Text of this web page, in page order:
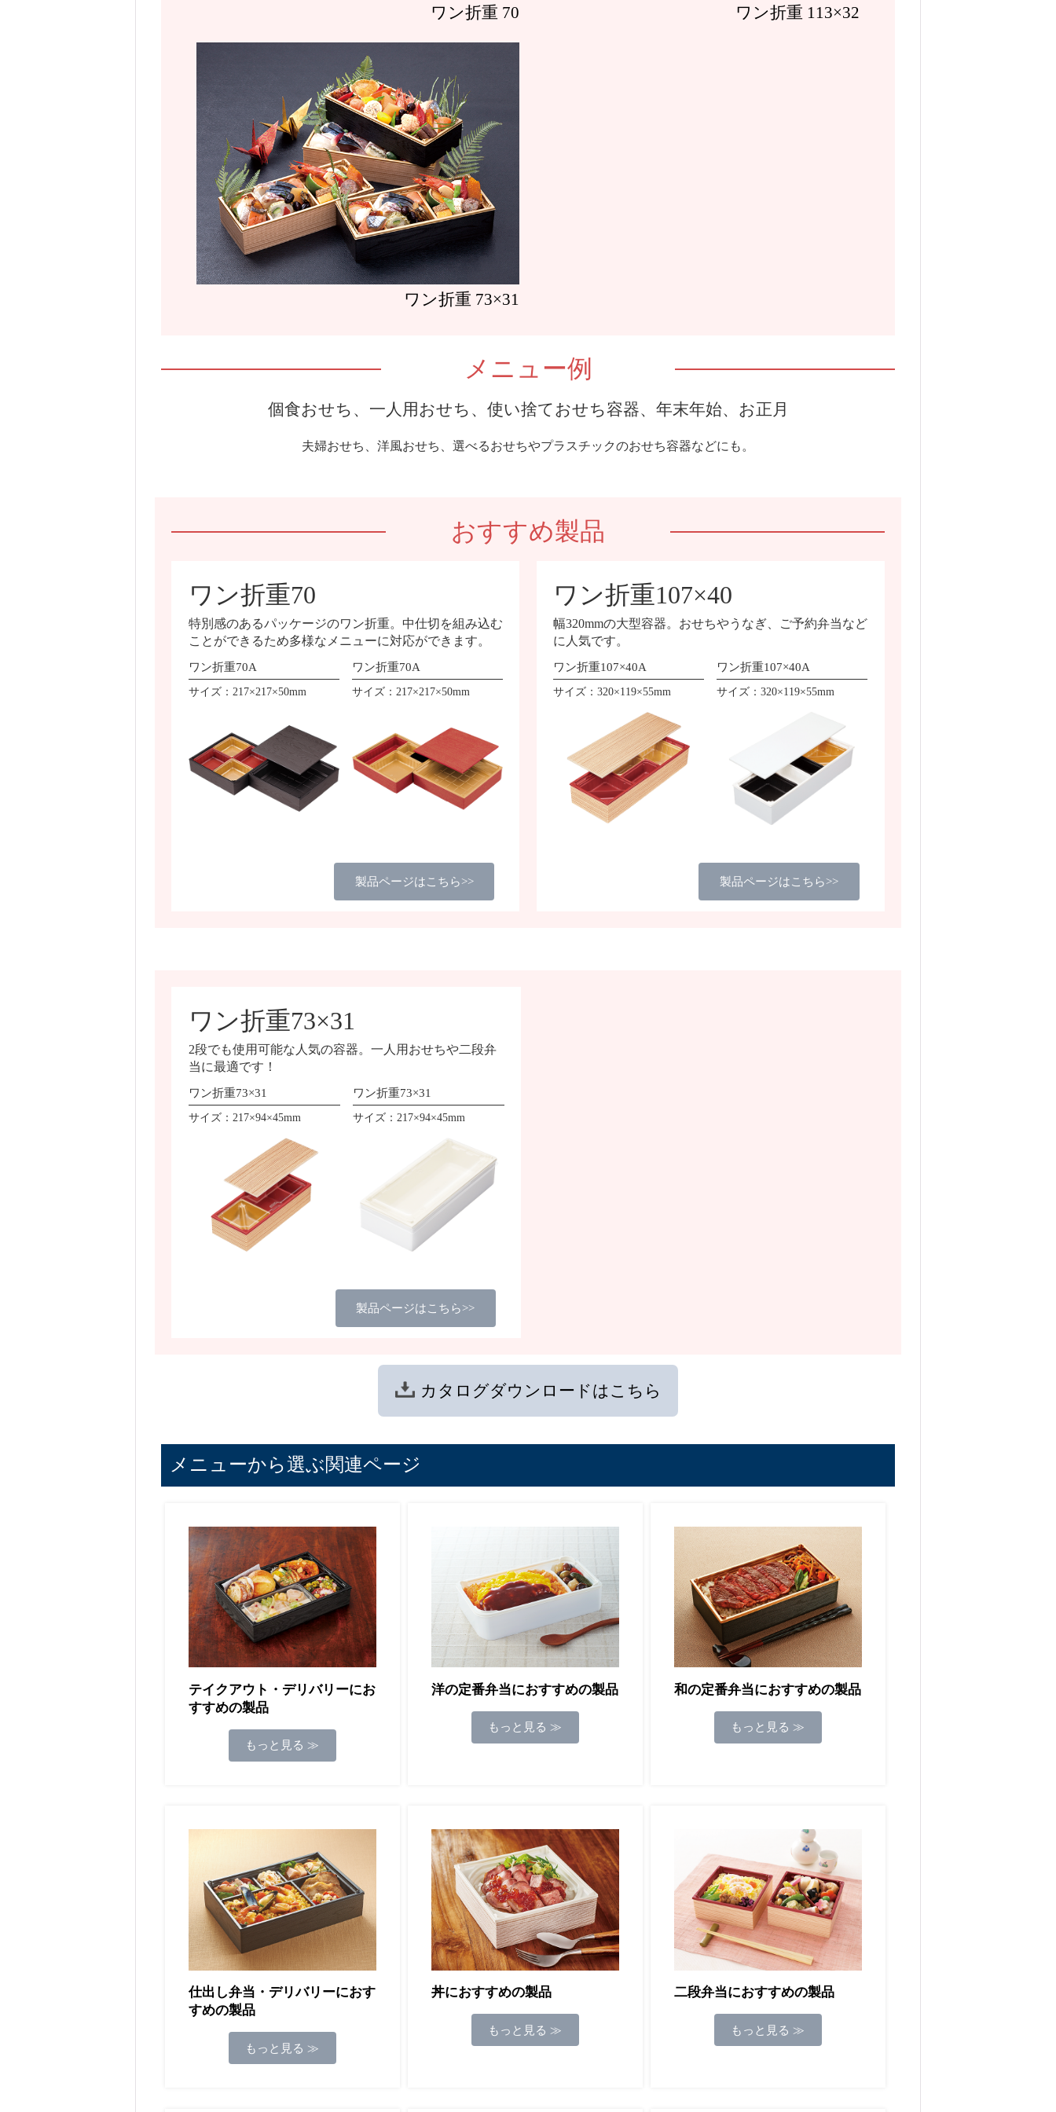
ワン折重 70 ワン折重 113×32
ワン折重 73×31
メニュー例
個食おせち、一人用おせち、使い捨ておせち容器、 年末年始、お正月
夫婦おせち、洋風おせち、選べるおせちやプラスチックのおせち容器などにも。
おすすめ製品
ワン折重70
特別感のあるパッケージのワン折重。中仕切を組み込む
ことができるため多様なメニューに対応ができます。
ワン折重70A
サイズ：217×217×50mm
ワン折重70A
サイズ：217×217×50mm
製品ページはこちら>>
ワン折重107×40
幅320mmの大型容器。おせちやうなぎ、ご予約弁当など
に人気です。
ワン折重107×40A
サイズ：320×119×55mm
ワン折重107×40A
サイズ：320×119×55mm
製品ページはこちら>>
ワン折重73×31
2段でも使用可能な人気の容器。一人用おせちや二段弁
当に最適です！
ワン折重73×31
サイズ：217×94×45mm
ワン折重73×31
サイズ：217×94×45mm
製品ページはこちら>>
カタログダウンロードはこちら
メニューから選ぶ関連ページ
テイクアウト・デリバリーにお
すすめの製品
もっと見る ≫
洋の定番弁当におすすめの製品
もっと見る ≫
和の定番弁当におすすめの製品
もっと見る ≫
仕出し弁当・デリバリーにおす
すめの製品
もっと見る ≫
丼におすすめの製品
もっと見る ≫
二段弁当におすすめの製品
もっと見る ≫